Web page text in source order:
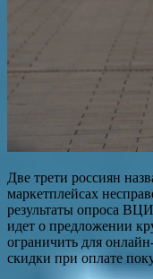
Две трети россиян
маркетплейсах
результаты опроса
идет о предложении
ограничить для
скидки при оплате